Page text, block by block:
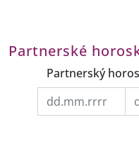
Partnerské
Partnerský